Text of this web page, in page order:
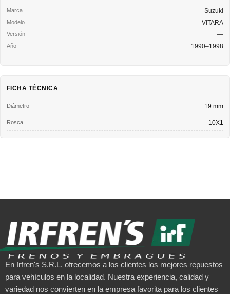
Suzuki
VITARA
—
1990–1998
FICHA TÉCNICA
Diámetro 19 mm
Rosca 10X1
En Irfren's S.R.L. ofrecemos a los clientes los mejores repuestos
para vehículos en la localidad. Nuestra experiencia, calidad y
variedad nos convierten en la empresa favorita para los clientes